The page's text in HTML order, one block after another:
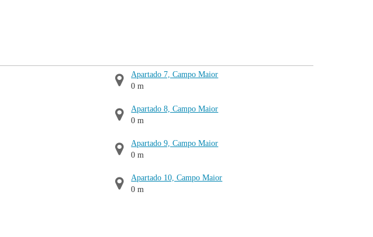
Apartado 7, Campo Maior
0 m
Apartado 8, Campo Maior
0 m
Apartado 9, Campo Maior
0 m
Apartado 10, Campo Maior
0 m